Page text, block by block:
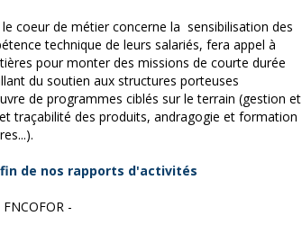
coeur de métier concerne la sensibilisation des
technique de leurs salariés, fera appel à
pour monter des missions de courte durée
du soutien aux structures porteuses
de programmes ciblés sur le terrain (gestion et
traçabilité des produits, andragogie et formation
de nos rapports d'activités
-